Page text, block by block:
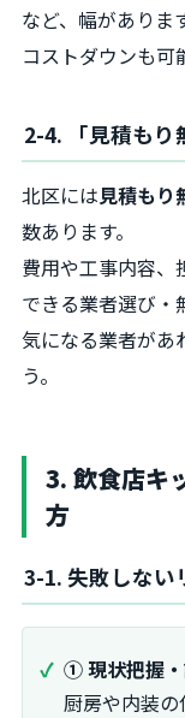
など、幅がありま
コストダウンも可
2-4. 「見積もり
北区には見積もり
数あります。
費用や工事内容、
できる業者選び・
気になる業者があ
う。
3. 飲食店キ
方
3-1. 失敗しない
① 現状把握
厨房や内装